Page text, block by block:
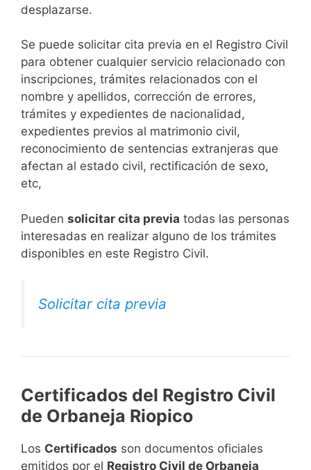
desplazarse.​
Se puede solicitar cita previa en el Registro Civil
para obtener cualquier servicio relacionado con
inscripciones, trámites relacionados con el
nombre y apellidos, corrección de errores,
trámites y expedientes de nacionalidad,
expedientes previos al matrimonio civil,
reconocimiento de sentencias extranjeras que
afectan al estado civil, rectificación de sexo,
etc,
​Pueden solicitar cita previa todas las personas
interesadas en realizar alguno de los trámites
disponibles en este Registro Civil.​
Solicitar cita previa
Certificados del Registro Civil
de Orbaneja Riopico
Los Certificados son documentos oficiales
emitidos por el Registro Civil de Orbaneja